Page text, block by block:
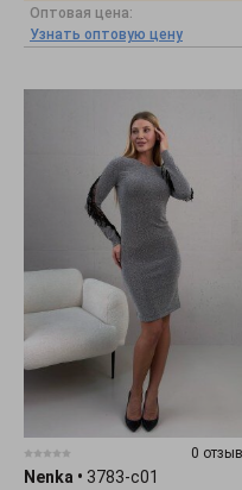
Оптовая цена:
Узнать оптовую цену
0
Nenka • 3783-c01